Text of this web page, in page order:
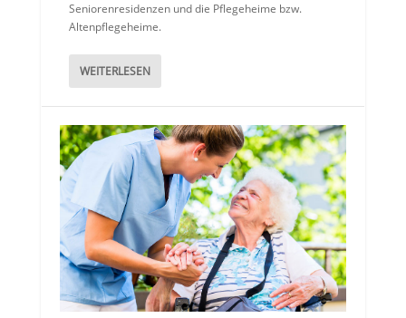
Seniorenresidenzen und die Pflegeheime bzw.
Altenpflegeheime.
WEITERLESEN